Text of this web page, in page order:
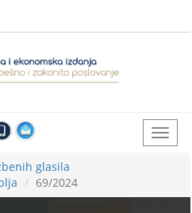
glasila
69/2024